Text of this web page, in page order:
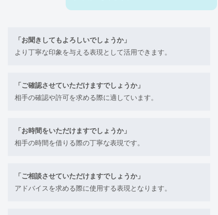
「お聞きしてもよろしいでしょうか」
より丁寧な印象を与える表現として活用できます。
「ご確認させていただけますでしょうか」
相手の確認や許可を求める際に適しています。
「お時間をいただけますでしょうか」
相手の時間を借りる際の丁寧な表現です。
「ご相談させていただけますでしょうか」
アドバイスを求める際に使用する表現となります。